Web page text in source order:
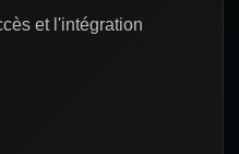
et l'intégration